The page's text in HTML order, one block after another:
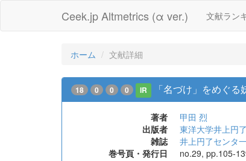
Ceek.jp Altmetrics (α ver.) 文献ラン
ホーム 文献詳細
18 0 0 0 IR 「名づけ」をめぐる
著者
甲田 烈
出版者
東洋大学井上円
雑誌
井上円了センタ
巻号頁・発行日
no.29, pp.105-